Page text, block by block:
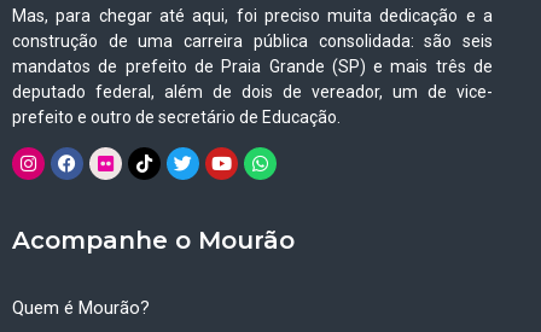
Mas, para chegar até aqui, foi preciso muita dedicação e a
construção de uma carreira pública consolidada: são seis
mandatos de prefeito de Praia Grande (SP) e mais três de
deputado federal, além de dois de vereador, um de vice-
prefeito e outro de secretário de Educação.
Acompanhe o Mourão
Quem é Mourão?